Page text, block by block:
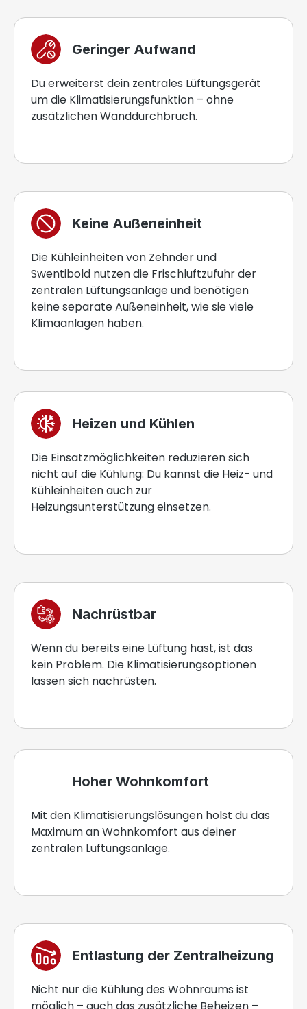
Geringer Aufwand
Du erweiterst dein zentrales Lüftungsgerät
um die Klimatisierungsfunktion – ohne
zusätzlichen Wanddurchbruch.
Keine Außeneinheit
Die Kühleinheiten von Zehnder und
Swentibold nutzen die Frischluftzufuhr der
zentralen Lüftungsanlage und benötigen
keine separate Außeneinheit, wie sie viele
Klimaanlagen haben.
Heizen und Kühlen
Die Einsatzmöglichkeiten reduzieren sich
nicht auf die Kühlung: Du kannst die Heiz- und
Kühleinheiten auch zur
Heizungsunterstützung einsetzen.
Nachrüstbar
Wenn du bereits eine Lüftung hast, ist das
kein Problem. Die Klimatisierungsoptionen
lassen sich nachrüsten.
Hoher Wohnkomfort
Mit den Klimatisierungslösungen holst du das
Maximum an Wohnkomfort aus deiner
zentralen Lüftungsanlage.
Entlastung der Zentralheizung
Nicht nur die Kühlung des Wohnraums ist